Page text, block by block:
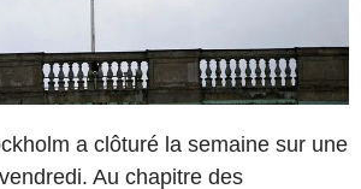
a clôturé la semaine sur une
Au chapitre des